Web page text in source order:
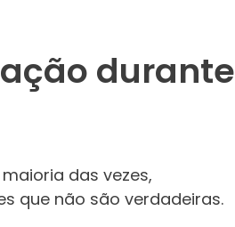
durante
das vezes,
que não são verdadeiras.